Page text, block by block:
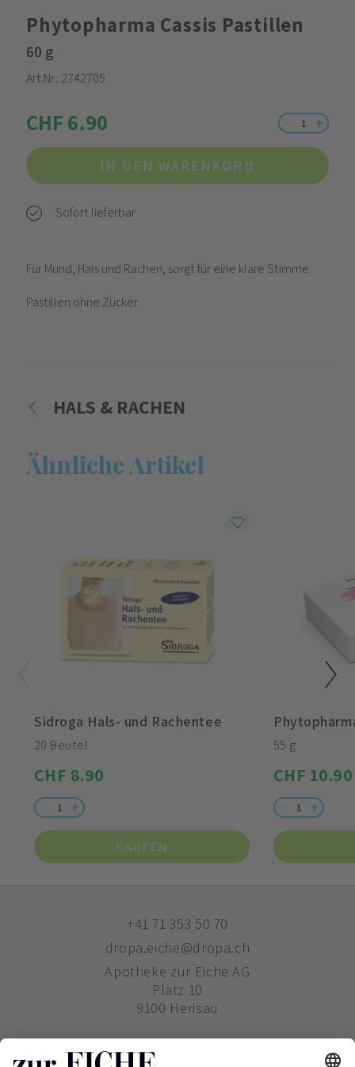
Phytopharma Cassis Pastillen
60 g
Art.Nr.: 2742705
CHF 6.90
IN DEN WARENKORB
Sofort lieferbar
Für Mund, Hals und Rachen, sorgt für eine klare Stimme.
Pastillen ohne Zucker.
HALS & RACHEN
Ähnliche Artikel
Sidroga Hals- und Rachentee
20 Beutel
CHF 8.90
KAUFEN
55 g
CHF 10.90
+41 71 353 50 70
dropa.eiche@dropa.ch
Apotheke zur Eiche AG
Platz 10
9100 Herisau
ZUR EICHE